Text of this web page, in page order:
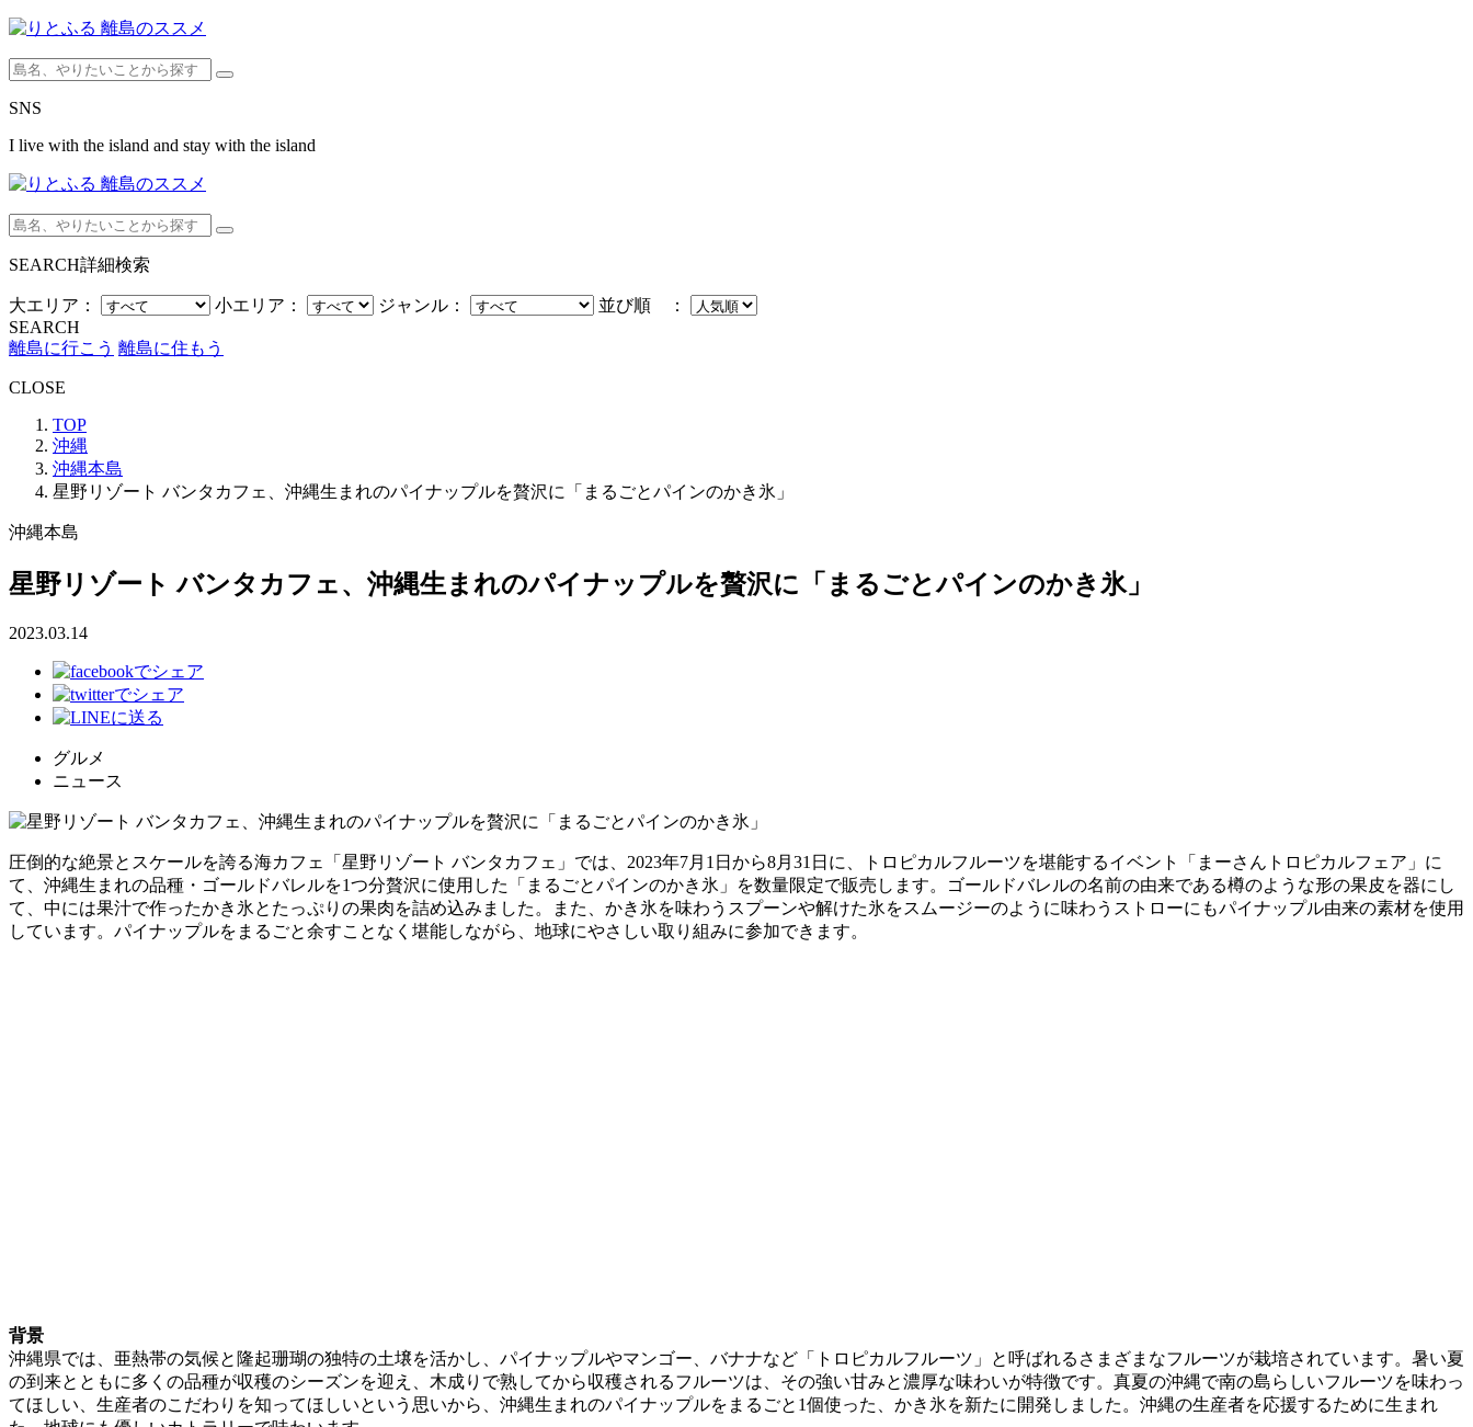
SNS
I live with the island and stay with the island
SEARCH詳細検索
大エリア： 小エリア： ジャンル：
並び順 ：
SEARCH
離島に行こう 離島に住もう
CLOSE
TOP
沖縄
沖縄本島
星野リゾート バンタカフェ、沖縄生まれのパイナップルを贅沢に「まるごとパインのかき氷」
沖縄本島
星野リゾート バンタカフェ、沖縄生まれのパイナップルを贅沢に「まるごとパインのかき氷」
2023.03.14
グルメ
ニュース
圧倒的な絶景とスケールを誇る海カフェ「星野リゾート バンタカフェ」では、2023年7月1日から8月31日に、トロピカルフルーツを堪能するイベント「まーさんトロピカルフェア」に
て、沖縄生まれの品種・ゴールドバレルを1つ分贅沢に使用した「まるごとパインのかき氷」を数量限定で販売します。ゴールドバレルの名前の由来である樽のような形の果皮を器にし
て、中には果汁で作ったかき氷とたっぷりの果肉を詰め込みました。また、かき氷を味わうスプーンや解けた氷をスムージーのように味わうストローにもパイナップル由来の素材を使用
しています。パイナップルをまるごと余すことなく堪能しながら、地球にやさしい取り組みに参加できます。
背景
沖縄県では、亜熱帯の気候と隆起珊瑚の独特の土壌を活かし、パイナップルやマンゴー、バナナなど「トロピカルフルーツ」と呼ばれるさまざまなフルーツが栽培されています。暑い夏
の到来とともに多くの品種が収穫のシーズンを迎え、木成りで熟してから収穫されるフルーツは、その強い甘みと濃厚な味わいが特徴です。真夏の沖縄で南の島らしいフルーツを味わっ
てほしい、生産者のこだわりを知ってほしいという思いから、沖縄生まれのパイナップルをまるごと1個使った、かき氷を新たに開発しました。沖縄の生産者を応援するために生まれ